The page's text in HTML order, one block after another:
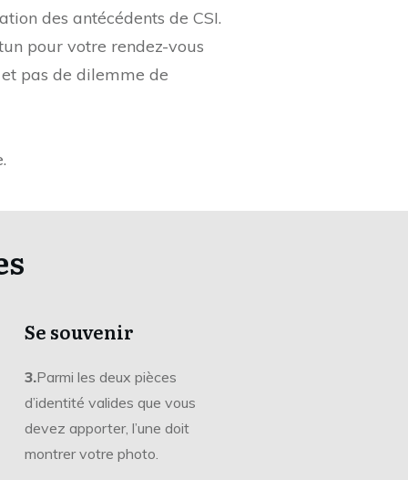
des antécédents de CSI.
pour votre rendez-vous
pas de dilemme de
Se souvenir
3.Parmi les deux pièces
d’identité valides que vous
devez apporter, l’une doit
montrer votre photo.